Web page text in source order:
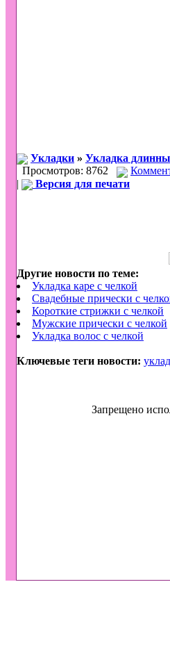
Укладки » Укладка
Просмотров: 8762
|
Версия для печати
Другие новости по теме:
Укладка каре с челкой
Свадебные прически с
Короткие стрижки с челкой
Мужские прически с челкой
Укладка волос с челкой
Ключевые теги новости:
Запрещено